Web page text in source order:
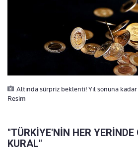
Altında sürpriz beklenti! Yıl sonuna kadar
Resim
"TÜRKİYE'NİN HER YERİNDE
KURAL"